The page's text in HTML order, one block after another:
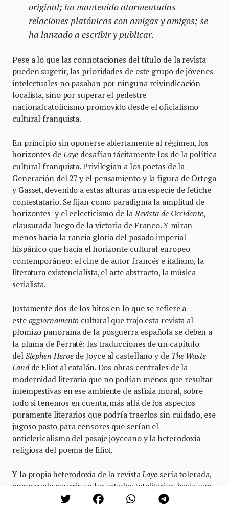
original; ha mantenido atormentadas
relaciones platónicas con amigas y amigos; se
ha lanzado a escribir y publicar.
Pese a lo que las connotaciones del título de la revista
pueden sugerir, las prioridades de este grupo de jóvenes
intelectuales no pasaban por ninguna reivindicación
localista, sino por superar el pedestre
nacionalcatolicismo promovido desde el oficialismo
cultural franquista.
En principio sin oponerse abiertamente al régimen, los
horizontes deLaye desafían tácitamente los de la política
cultural franquista. Privilegian a los poetas de la
Generación del 27 y el pensamiento y la figura de Ortega
y Gasset, devenido a estas alturas una especie de fetiche
contestatario. Se fijan como paradigma la amplitud de
horizontes y el eclecticismo de laRevista de Occidente,
clausurada luego de la victoria de Franco. Y miran
menos hacia la rancia gloria del pasado imperial
hispánico que hacia el horizonte cultural europeo
contemporáneo: el cine de autor francés e italiano, la
literatura existencialista, el arte abstracto, la música
serialista.
Justamente dos de los hitos en lo que se refiere a
este aggiornamento cultural que trajo esta revista al
plomizo panorama de la posguerra española se deben a
la pluma de Ferraté: las traducciones de un capítulo
del Stephen Heroede Joyce al castellano y de The Waste
Landde Eliot al catalán. Dos obras centrales de la
modernidad literaria que no podían menos que resultar
intempestivas en ese ambiente de asfixia moral, sobre
todo si tenemos en cuenta, más allá de los aspectos
puramente literarios que podría traerlos sin cuidado, ese
jugoso pasto para censores que serían el
anticlericalismo del pasaje joyceano y la heterodoxia
religiosa del poema de Eliot.
Y la propia heterodoxia de la revistaLaye sería tolerada,
como suele ocurrir en los estados totalitarios, hasta que
dejó de ser tolerada. La efímera constelación de